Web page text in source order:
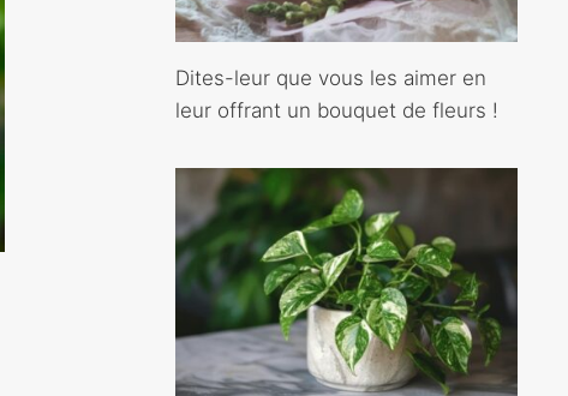
Dites-leur que vous les aimer en
leur offrant un bouquet de fleurs !